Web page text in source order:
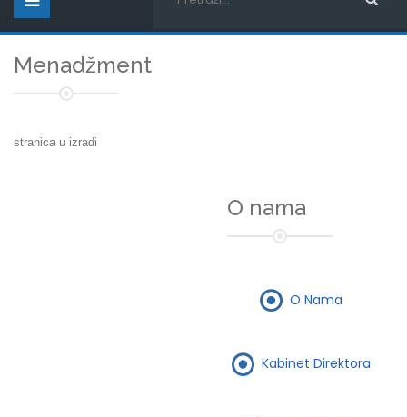
Menadžment
stranica u izradi
O nama
O Nama
Kabinet Direktora